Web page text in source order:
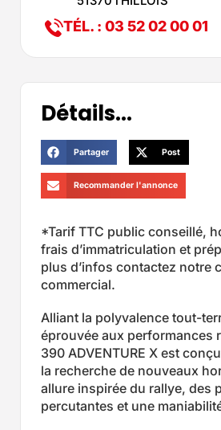
TÉL. : 03 52 02 00 01
Détails...
Partager Post
Recommander l'annonce
*Tarif TTC public conseillé,
frais d’immatriculation et
plus d’infos contactez notre
commercial.
Alliant la polyvalence tout-
éprouvée aux performances
390 ADVENTURE X est
la recherche de nouveaux
allure inspirée du rallye, des
percutantes et une